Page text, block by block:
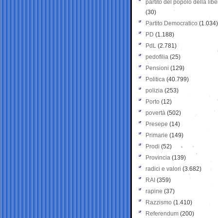
partito del popolo della
(30)
Partito Democratico (1.034)
PD (1.188)
PdL (2.781)
pedofilia (25)
Pensioni (129)
Politica (40.799)
polizia (253)
Porto (12)
povertà (502)
Presepe (14)
Primarie (149)
Prodi (52)
Provincia (139)
radici e valori (3.682)
RAI (359)
rapine (37)
Razzismo (1.410)
Referendum (200)